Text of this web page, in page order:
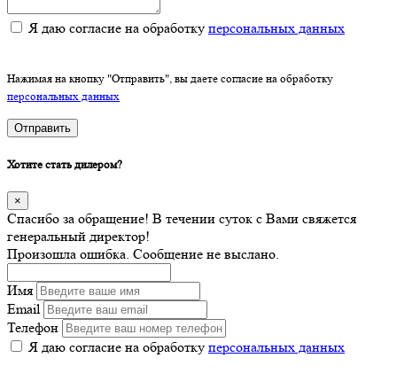
Я даю согласие на обработку персональных данных
Нажимая на кнопку "Отправить", вы даете согласие на обработку
персональных данных
Отправить
Хотите стать дилером?
×
Спасибо за обращение! В течении суток с Вами свяжется
генеральный директор!
Произошла ошибка. Сообщение не выслано.
Имя
Email
Телефон
Я даю согласие на обработку персональных данных